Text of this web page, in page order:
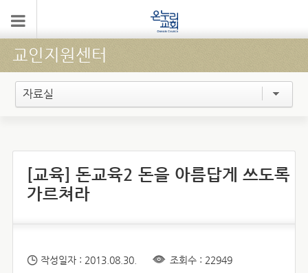
교인지원센터
자료실
[교육] 돈교육2 돈을 아름답게 쓰도록
가르쳐라
작성일자 : 2013.08.30.
조회수 : 22949